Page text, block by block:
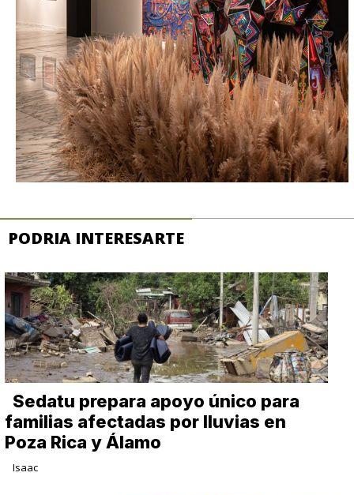
PODRIA INTERESARTE
Sedatu prepara apoyo único para
familias afectadas por lluvias en
Poza Rica y Álamo
Isaac